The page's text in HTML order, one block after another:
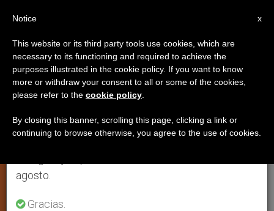
Aumentan en 15% los
seminaristas ordenados en
España
La Conferencia Episcopal ofrece
×
Aviso importante
Del 27 de julio al 7 de agosto haremos la pausa
anual, aprovechando que en el periodo de verano
se generan menos informaciones y también el
agosto.
Gracias.
x
Notice
This website or its third party tools use cookies, which are
necessary to its functioning and required to achieve the
purposes illustrated in the cookie policy. If you want to know
more or withdraw your consent to all or some of the cookies,
please refer to the cookie policy
By closing this banner, scrolling this page, clicking a link or
continuing to browse otherwise, you agree to the use of cookies.